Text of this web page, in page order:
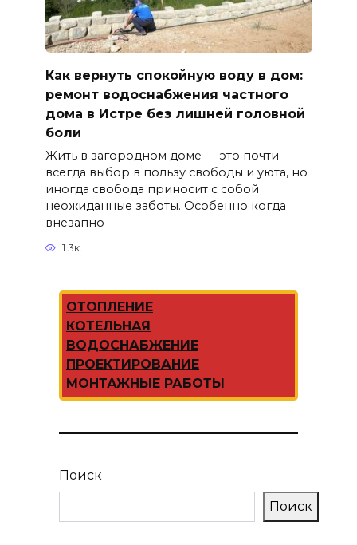
Как вернуть спокойную воду в дом:
ремонт водоснабжения частного
дома в Истре без лишней головной
боли
Жить в загородном доме — это почти
всегда выбор в пользу свободы и уюта, но
иногда свобода приносит с собой
неожиданные заботы. Особенно когда
внезапно
1.3к.
ОТОПЛЕНИЕ
КОТЕЛЬНАЯ
ВОДОСНАБЖЕНИЕ
ПРОЕКТИРОВАНИЕ
МОНТАЖНЫЕ РАБОТЫ
Поиск
Поиск